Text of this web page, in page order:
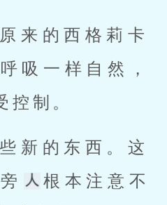
吸一样自然，
控制。
根本注意不